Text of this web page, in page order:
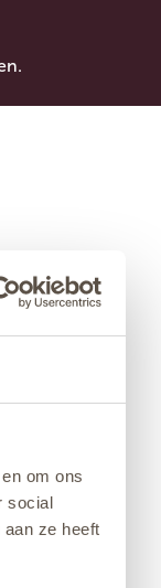
om ons
social
ze heeft